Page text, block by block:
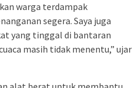
warga terdampak
segera. Saya juga
yang tinggal di bantaran
masih tidak menentu,” ujar